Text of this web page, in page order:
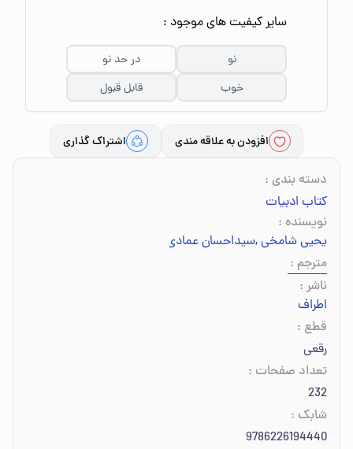
سایر کیفیت های موجود :
نو
در حد نو
خوب
قابل قبول
افزودن به علاقه مندی اشتراک گذاری
دسته بندی :
کتاب ادبیات
نویسنده :
یحیی شامخی,سیداحسان عمادی
مترجم :
ناشر :
اطراف
قطع :
رقعی
تعداد صفحات :
232
شابک :
9786226194440